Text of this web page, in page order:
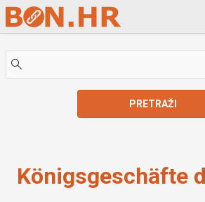
Skip to Main Content
PRETRAŽI
Königsgeschäfte